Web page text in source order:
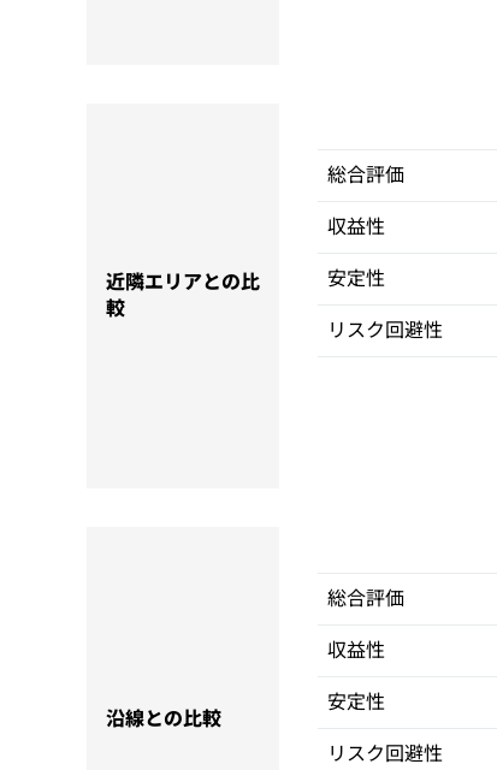
近隣エリアとの比
較
総合評価
収益性
安定性
リスク回避性
沿線との比較
総合評価
収益性
安定性
リスク回避性